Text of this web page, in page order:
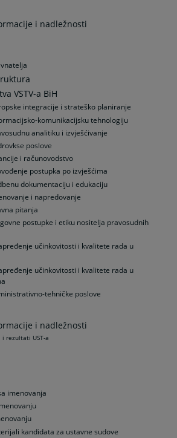
i nadležnosti
VSTV-a BiH
integracije i strateško planiranje
komunikacijsku tehnologiju
analitiku i izvješćivanje
poslove
i računovodstvo
postupka po izvješćima
dokumentaciju i edukaciju
i napredovanje
pitanja
postupke i etiku nositelja pravosudnih
učinkovitosti i kvalitete rada u
učinkovitosti i kvalitete rada u
tehničke poslove
i nadležnosti
rezultati UST-a
imenovanja
kandidata za ustavne sudove